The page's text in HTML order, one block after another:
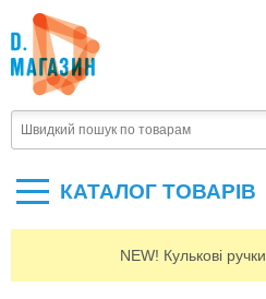
КАТАЛОГ ТОВАРIВ
NEW! Кулькові ручки